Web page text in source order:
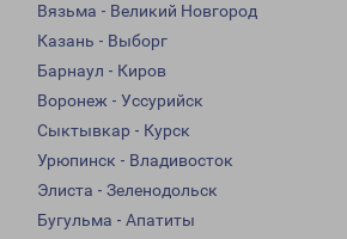
Вязьма - Великий Новгород
Казань - Выборг
Барнаул - Киров
Воронеж - Уссурийск
Сыктывкар - Курск
Урюпинск - Владивосток
Элиста - Зеленодольск
Бугульма - Апатиты